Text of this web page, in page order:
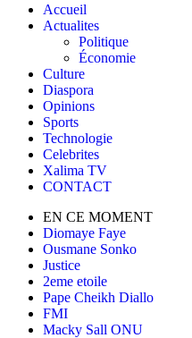
Accueil
Actualites
Politique
Économie
Culture
Diaspora
Opinions
Sports
Technologie
Celebrites
Xalima TV
CONTACT
EN CE MOMENT
Diomaye Faye
Ousmane Sonko
Justice
2eme etoile
Pape Cheikh Diallo
FMI
Macky Sall ONU